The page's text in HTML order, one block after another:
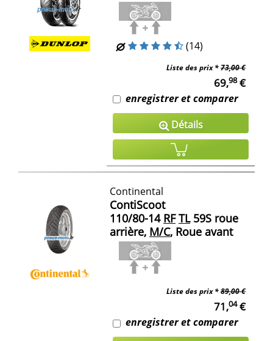
(14)
Liste des prix *73,00 €
69,98€
enregistrer et comparer
Détails
Continental
ContiScoot
110/80-14 RF TL59S roue
arrière, M/C, Roue avant
Liste des prix *89,00 €
71,04€
enregistrer et comparer